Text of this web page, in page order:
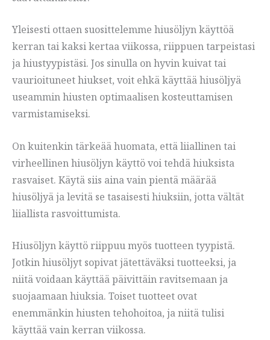
Yleisesti ottaen suosittelemme hiusöljyn käyttöä
kerran tai kaksi kertaa viikossa, riippuen tarpeistasi
ja hiustyypistäsi. Jos sinulla on hyvin kuivat tai
vaurioituneet hiukset, voit ehkä käyttää hiusöljyä
useammin hiusten optimaalisen kosteuttamisen
varmistamiseksi.
On kuitenkin tärkeää huomata, että liiallinen tai
virheellinen hiusöljyn käyttö voi tehdä hiuksista
rasvaiset. Käytä siis aina vain pientä määrää
hiusöljyä ja levitä se tasaisesti hiuksiin, jotta vältät
liiallista rasvoittumista.
Hiusöljyn käyttö riippuu myös tuotteen tyypistä.
Jotkin hiusöljyt sopivat jätettäväksi tuotteeksi, ja
niitä voidaan käyttää päivittäin ravitsemaan ja
suojaamaan hiuksia. Toiset tuotteet ovat
enemmänkin hiusten tehohoitoa, ja niitä tulisi
käyttää vain kerran viikossa.